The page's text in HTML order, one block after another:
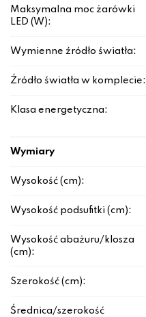
Maksymalna moc żarówki
LED (W):
Wymienne źródło światła:
Źródło światła w komplecie:
Klasa energetyczna:
Wymiary
Wysokość (cm):
Wysokość podsufitki (cm):
Wysokość abażuru/klosza
(cm):
Szerokość (cm):
Średnica/szerokość